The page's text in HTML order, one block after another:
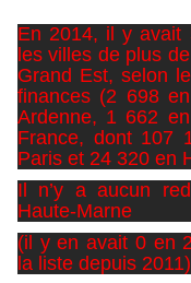
En 2014, il y avait
les villes de plus
Grand Est, selon
finances (2 698
Ardenne, 1 662
France, dont 107
Paris et 24 320 en
Il n’y a aucun
Haute-Marne
(il y en avait 0 en
la liste depuis